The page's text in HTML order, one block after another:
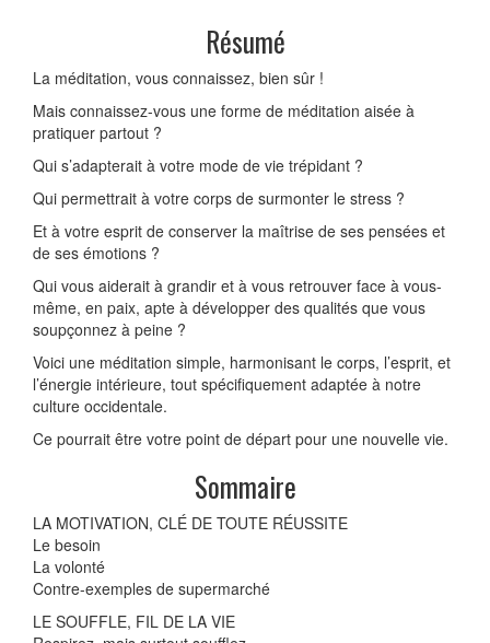
Résumé
La méditation, vous connaissez, bien sûr !
Mais connaissez-vous une forme de méditation aisée à
pratiquer partout ?
Qui s’adapterait à votre mode de vie trépidant ?
Qui permettrait à votre corps de surmonter le stress ?
Et à votre esprit de conserver la maîtrise de ses pensées et
de ses émotions ?
Qui vous aiderait à grandir et à vous retrouver face à vous-
même, en paix, apte à développer des qualités que vous
soupçonnez à peine ?
Voici une méditation simple, harmonisant le corps, l’esprit, et
l’énergie intérieure, tout spécifiquement adaptée à notre
culture occidentale.
Ce pourrait être votre point de départ pour une nouvelle vie.
Sommaire
LA MOTIVATION, CLÉ DE TOUTE RÉUSSITE
Le besoin
La volonté
Contre-exemples de supermarché
LE SOUFFLE, FIL DE LA VIE